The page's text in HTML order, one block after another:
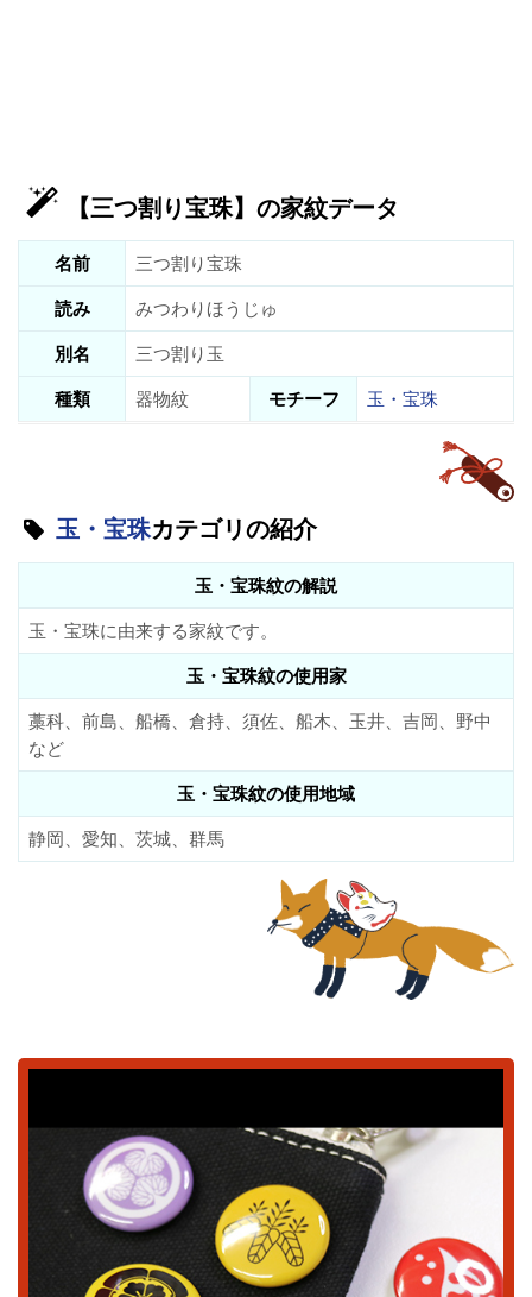
【三つ割り宝珠】の家紋データ
名前
三つ割り宝珠
読み
みつわりほうじゅ
別名
三つ割り玉
種類
器物紋 モチーフ 玉・宝珠
玉・宝珠カテゴリの紹介
玉・宝珠紋の解説
玉・宝珠に由来する家紋です。
玉・宝珠紋の使用家
藁科、前島、船橋、倉持、須佐、船木、玉井、吉岡、野中
など
玉・宝珠紋の使用地域
静岡、愛知、茨城、群馬